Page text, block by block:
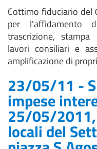
Cottimo fiduciario del
per l'affidamento
trascrizione,
lavori consiliari e
amplificazione di
23/05/11 -
impese
25/05/2011,
locali del